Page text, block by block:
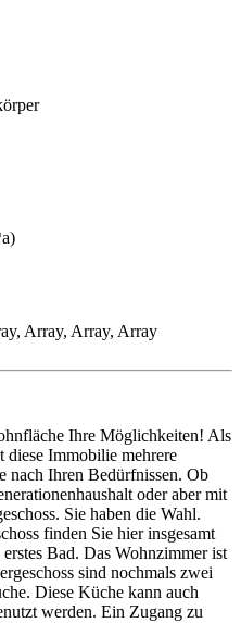
Array, Array, Array
Ihre Möglichkeiten! Als
Immobilie mehrere
nach Ihren Bedürfnissen. Ob
oder aber mit
Sie haben die Wahl.
finden Sie hier insgesamt
Bad. Das Wohnzimmer ist
sind nochmals zwei
Diese Küche kann auch
werden. Ein Zugang zu